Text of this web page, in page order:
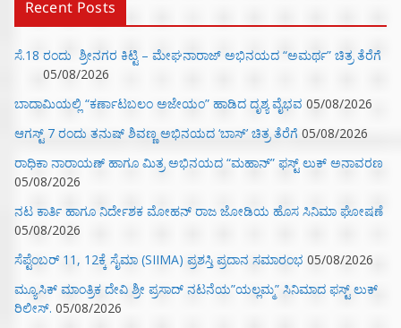
Recent Posts
ಸೆ.18 ರಂದು ಶ್ರೀನಗರ ಕಿಟ್ಟಿ – ಮೇಘನಾರಾಜ್ ಅಭಿನಯದ “ಅಮರ್ಥ” ಚಿತ್ರ ತೆರೆಗೆ
05/08/2026
ಬಾದಾಮಿಯಲ್ಲಿ “ಕರ್ಣಾಟಬಲಂ ಅಜೇಯಂ” ಹಾಡಿದ ದೃಶ್ಯ ವೈಭವ 05/08/2026
ಆಗಸ್ಟ್ 7 ರಂದು ತನುಷ್ ಶಿವಣ್ಣ ಅಭಿನಯದ ‘ಬಾಸ್’ ಚಿತ್ರ ತೆರೆಗೆ 05/08/2026
ರಾಧಿಕಾ ನಾರಾಯಣ್ ಹಾಗೂ ಮಿತ್ರ ಅಭಿನಯದ “ಮಹಾನ್” ಫಸ್ಟ್ ಲುಕ್ ಅನಾವರಣ
05/08/2026
ನಟ ಕಾರ್ತಿ ಹಾಗೂ ನಿರ್ದೇಶಕ ಮೋಹನ್ ರಾಜ ಜೋಡಿಯ ಹೊಸ ಸಿನಿಮಾ ಘೋಷಣೆ
05/08/2026
ಸೆಪ್ಟೆಂಬರ್ 11, 12ಕ್ಕೆ ಸೈಮಾ (SIIMA) ಪ್ರಶಸ್ತಿ ಪ್ರದಾನ ಸಮಾರಂಭ 05/08/2026
ಮ್ಯೂಸಿಕ್‌ ಮಾಂತ್ರಿಕ ದೇವಿ ಶ್ರೀ ಪ್ರಸಾದ್ ನಟನೆಯ”ಯಲ್ಲಮ್ಮ” ಸಿನಿಮಾದ ಫಸ್ಟ್‌ ಲುಕ್‌
ರಿಲೀಸ್. 05/08/2026